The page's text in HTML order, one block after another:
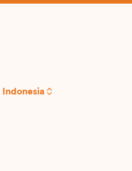
Indonesia